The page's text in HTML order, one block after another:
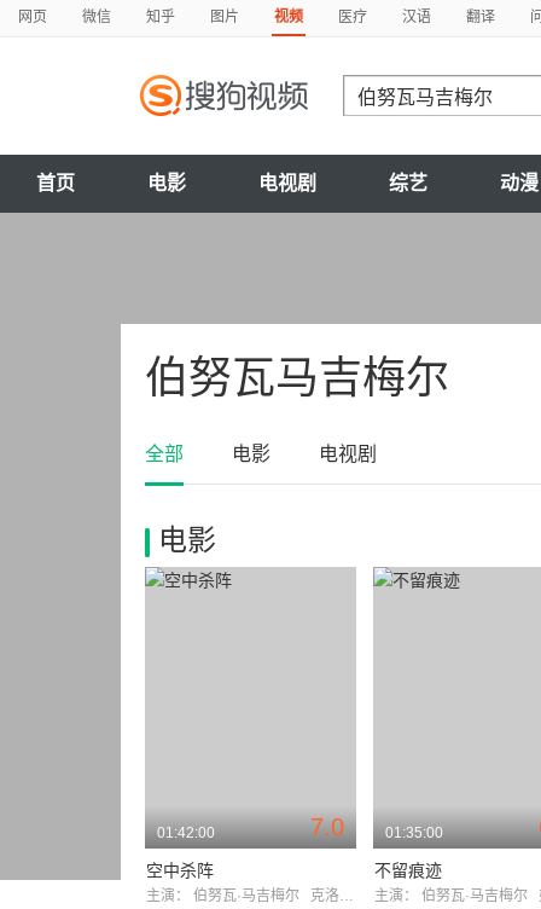
网页 微信 知乎 图片 视频 医疗 汉语 翻译
首页 电影 电视剧 综艺 动漫
伯努瓦马吉梅尔
全部 电影 电视剧
电影
7.0
01:42:00
空中杀阵
主演： 伯努瓦·马吉梅尔 克洛维斯·科尔尼亚克
01:35:00
不留痕迹
主演： 伯努瓦·马吉梅尔